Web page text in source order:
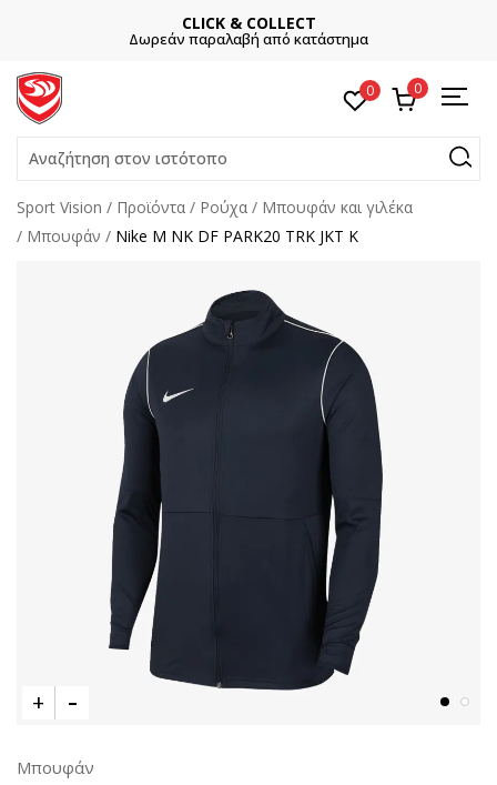
CLICK & COLLECT
Δωρεάν παραλαβή από κατάστημα
0 0
Αναζήτηση στον ιστότοπο
Sport Vision Προϊόντα Ρούχα
Μπουφάν και γιλέκα
Μπουφάν
Nike M NK DF PARK20 TRK JKT K
Μπουφάν